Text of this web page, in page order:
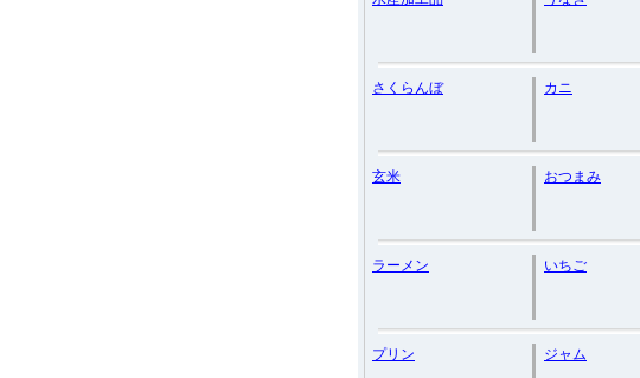
さくらんぼ カニ
玄米 おつまみ
ラーメン いちご
プリン ジャム